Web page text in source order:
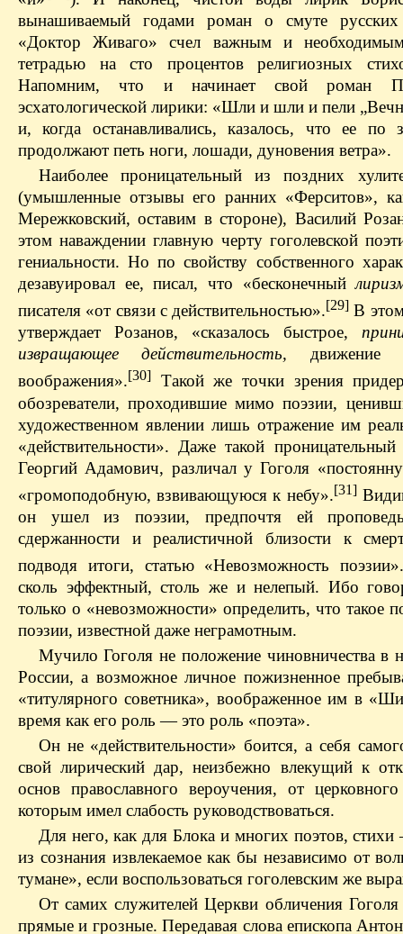
вынашиваемый годами роман о смуте
«Доктор Живаго» счел важным и
тетрадью на сто процентов религиозных
Напомним, что и начинает свой роман
эсхатологической лирики: «Шли и шли и пели
и, когда останавливались, казалось, что ее по
продолжают петь ноги, лошади, дуновения ветра».
Наиболее проницательный из поздних
(умышленные отзывы его ранних «Ферситов»,
Мережковский, оставим в стороне), Василий
этом наваждении главную черту гоголевской
гениальности. Но по свойству собственного
дезавуировал ее, писал, что «бесконечный
писателя «от связи с действительностью».[29] В
утверждает Розанов, «сказалось быстрое,
извращающее действительность, движение
воображения».[30]
Такой же точки зрения
обозреватели, проходившие мимо поэзии,
художественном явлении лишь отражение им
«действительности». Даже такой
Георгий Адамович, различал у Гоголя
«громоподобную, взвивающуюся к небу».[31]
он ушел из поэзии, предпочтя ей проповедь
сдержанности и реалистичной близости к
подводя итоги, статью «Невозможность
сколь эффектный, столь же и нелепый. Ибо
только о «невозможности» определить, что такое
поэзии, известной даже неграмотным.
Мучило Гоголя не положение чиновничества в
России, а возможное личное пожизненное
«титулярного советника», воображенное им в
время как его роль — это роль «поэта».
Он не «действительности» боится, а себя
свой лирический дар, неизбежно влекущий к
основ православного вероучения, от церковного
которым имел слабость руководствоваться.
Для него, как для Блока и многих поэтов,
из сознания извлекаемое как бы независимо от
тумане», если воспользоваться гоголевским же
От самих служителей Церкви обличения Гоголя
прямые и грозные. Передавая слова епископа